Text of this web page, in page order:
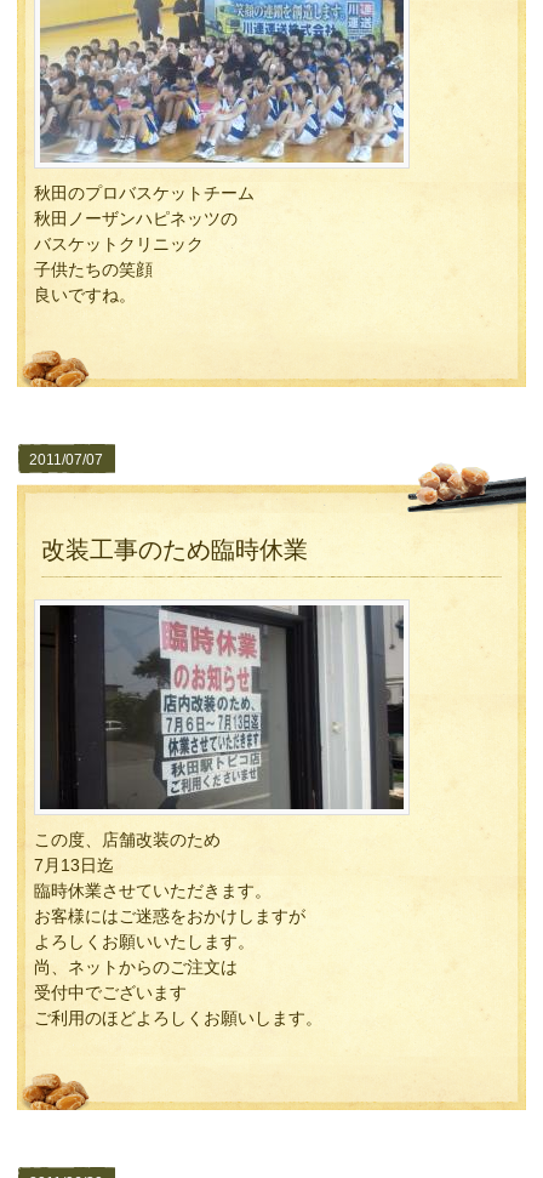
秋田のプロバスケットチーム
秋田ノーザンハピネッツの
バスケットクリニック
子供たちの笑顔
良いですね。
2011/07/07
改装工事のため臨時休業
この度、店舗改装のため
7月13日迄
臨時休業させていただきます。
お客様にはご迷惑をおかけしますが
よろしくお願いいたします。
尚、ネットからのご注文は
受付中でございます
ご利用のほどよろしくお願いします。